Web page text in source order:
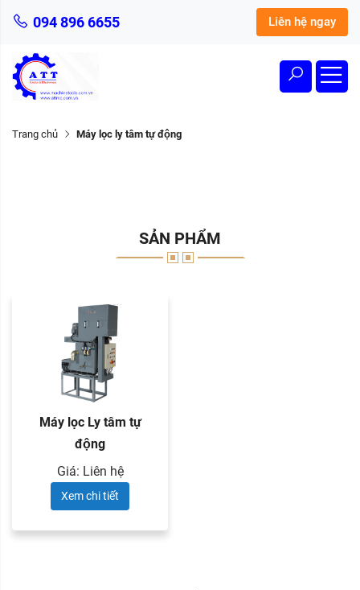
094 896 6655 Liên hệ ngay
Trang chủ Máy lọc ly tâm tự động
SẢN PHẨM
Máy lọc Ly tâm tự
động
Giá: Liên hệ
Xem chi tiết